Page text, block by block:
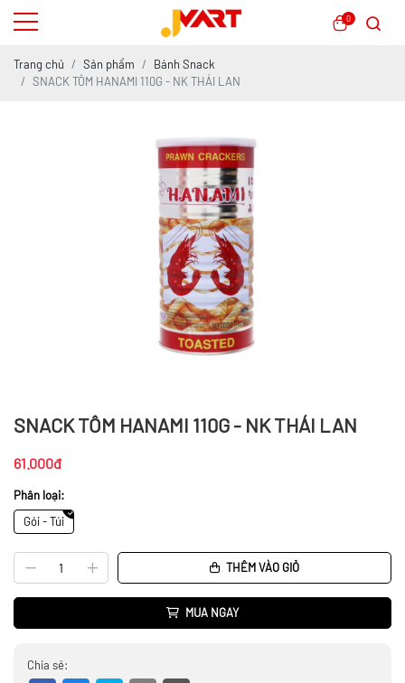
0
Trang chủ Sản phẩm
Bánh Snack
SNACK TÔM HANAMI 110G - NK THÁI LAN
SNACK TÔM HANAMI 110G - NK THÁI LAN
61.000đ
Phân loại:
Gói - Túi
THÊM VÀO GIỎ
MUA NGAY
Chia sẻ: